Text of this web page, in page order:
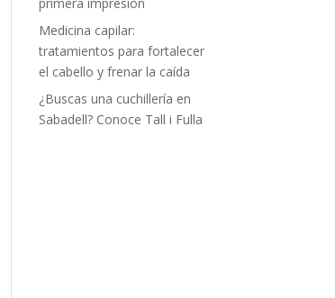
Medicina capilar:
tratamientos para fortalecer
el cabello y frenar la caída
¿Buscas una cuchillería en
Sabadell? Conoce Tall i Fulla